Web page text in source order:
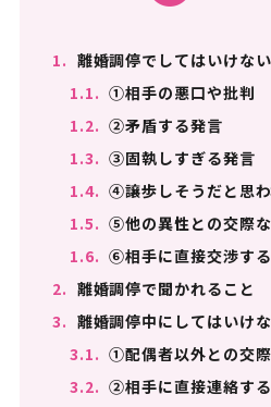
1. 離婚調停でしてはいけな
1.1. ①相手の悪口や批判
1.2. ②矛盾する発言
1.3. ③固執しすぎる発言
1.4. ④譲歩しそうだと思
1.5. ⑤他の異性との交際
1.6. ⑥相手に直接交渉す
2. 離婚調停で聞かれること
3. 離婚調停中にしてはいけ
3.1. ①配偶者以外との交
3.2. ②相手に直接連絡する